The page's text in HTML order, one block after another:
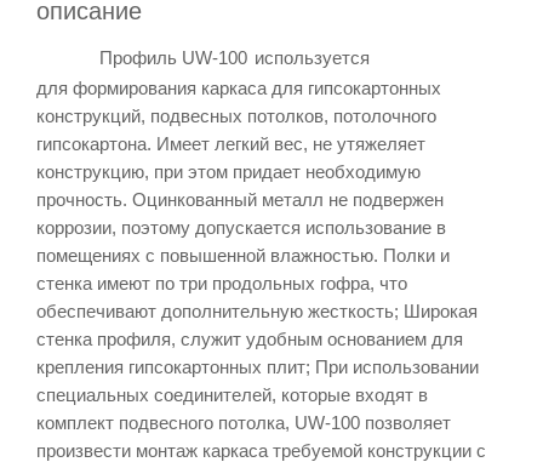
описание
Профиль UW-100 используется
для формирования каркаса для гипсокартонных
конструкций, подвесных потолков, потолочного
гипсокартона. Имеет легкий вес, не утяжеляет
конструкцию, при этом придает необходимую
прочность. Оцинкованный металл не подвержен
коррозии, поэтому допускается использование в
помещениях с повышенной влажностью. Полки и
стенка имеют по три продольных гофра, что
обеспечивают дополнительную жесткость; Широкая
стенка профиля, служит удобным основанием для
крепления гипсокартонных плит; При использовании
специальных соединителей, которые входят в
комплект подвесного потолка, UW-100 позволяет
произвести монтаж каркаса требуемой конструкции с